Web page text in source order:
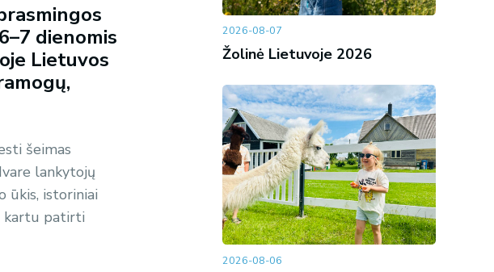
dienomis
Lietuvos
šeimas
lankytojų
ūkis, istoriniai
kartu patirti
2026-08-07
Žolinė Lietuvoje 2026
2026-08-06